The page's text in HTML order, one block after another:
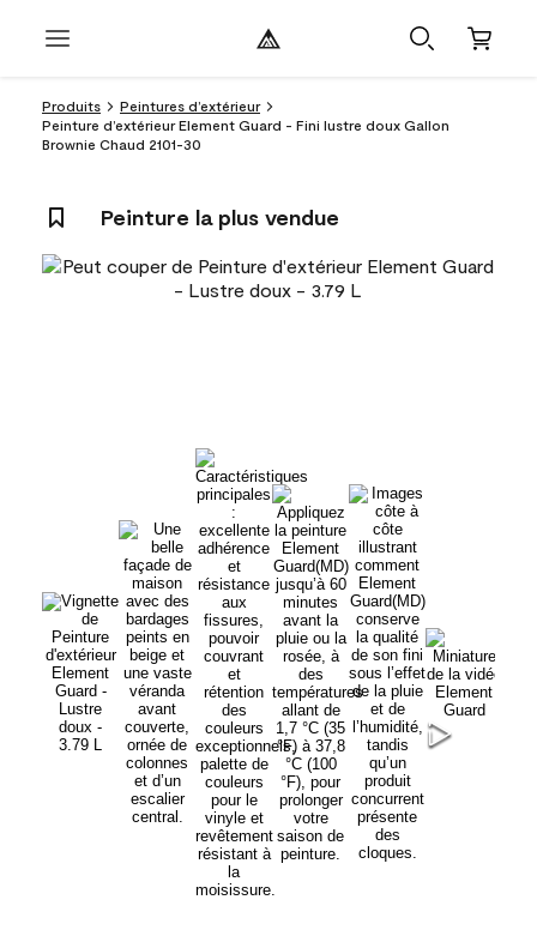
Produits
Peintures d’extérieur
Peinture d’extérieur Element Guard - Fini lustre doux Gallon
Brownie Chaud 2101-30
Peinture la plus vendue